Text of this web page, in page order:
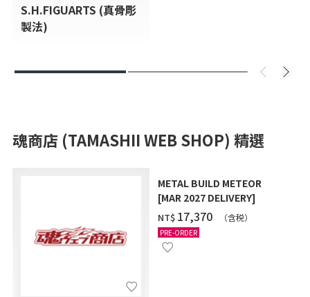
S.H.FIGUARTS (真骨彫
製法)
魂商店 (TAMASHII WEB SHOP) 精選
METAL BUILD METEOR
[MAR 2027 DELIVERY]
NT$ ‌17,370 （含税）
PRE-ORDER